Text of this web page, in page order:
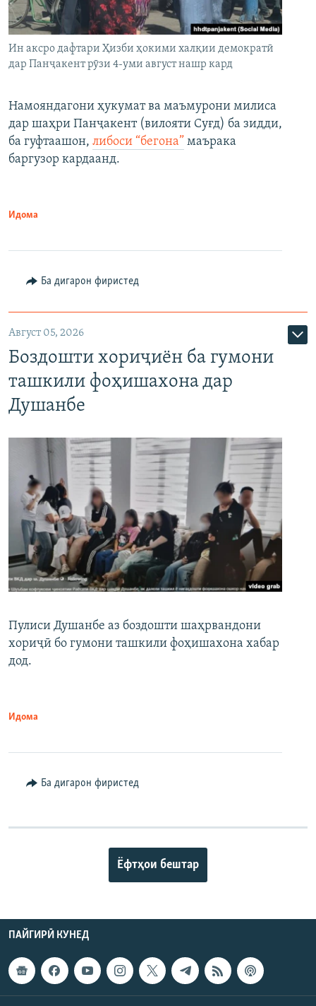
Ин аксро дафтари Ҳизби ҳокими халқии демократӣ
дар Панҷакент рӯзи 4-уми август нашр кард
Намояндагони ҳукумат ва маъмурони милиса
дар шаҳри Панҷакент (вилояти Суғд) ба зидди,
ба гуфтаашон, либоси “бегона” маърака
баргузор кардаанд.
Идома
Ба дигарон фиристед
Август 05, 2026
Боздошти хориҷиён ба гумони
ташкили фоҳишахона дар
Душанбе
Пулиси Душанбе аз боздошти шаҳрвандони
хориҷӣ бо гумони ташкили фоҳишахона хабар
дод.
Идома
Ба дигарон фиристед
Ёфтҳои бештар
ПАЙГИРӢ КУНЕД